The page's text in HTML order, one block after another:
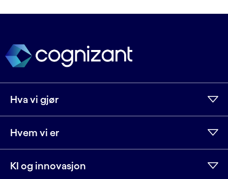
Hva vi gjør
Hvem vi er
KI og innovasjon